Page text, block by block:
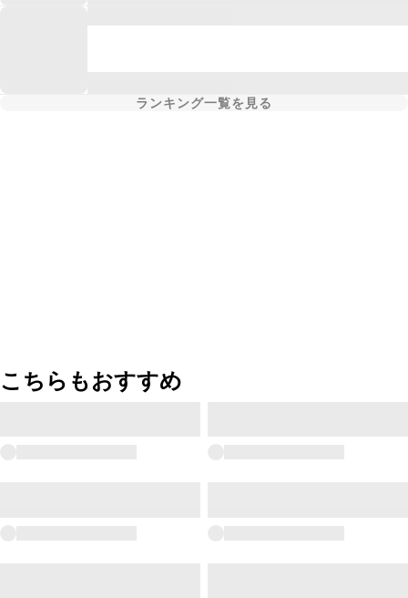
ランキング一覧を見る
こちらもおすすめ